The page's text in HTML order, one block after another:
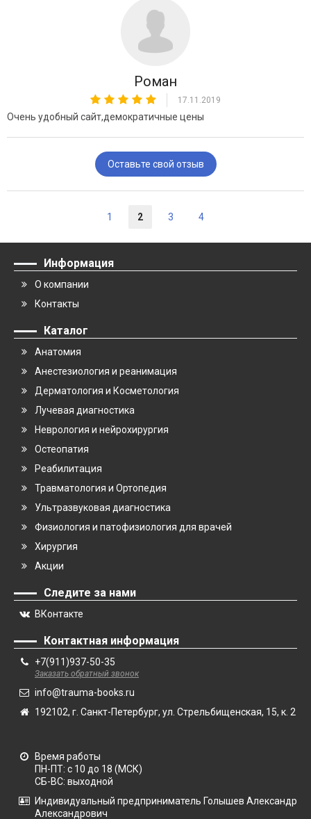
Роман
17.11.2019
Очень удобный сайт,демократичные цены
Оставьте свой отзыв
1 2 3 4
Информация
О компании
Контакты
Каталог
Анатомия
Анестезиология и реанимация
Дерматология и Косметология
Лучевая диагностика
Неврология и нейрохирургия
Остеопатия
Реабилитация
Травматология и Ортопедия
Ультразвуковая диагностика
Физиология и патофизиология для врачей
Хирургия
Акции
Следите за нами
ВКонтакте
Контактная информация
+7(911)937-50-35
Заказать обратный звонок
info@trauma-books.ru
192102, г. Санкт-Петербург, ул. Стрельбищенская, 15, к. 2
Время работы
ПН-ПТ: с 10 до 18 (МСК)
СБ-ВС: выходной
Индивидуальный предприниматель Голышев Александр
Александрович